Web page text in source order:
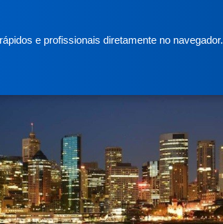
e profissionais diretamente no navegador.